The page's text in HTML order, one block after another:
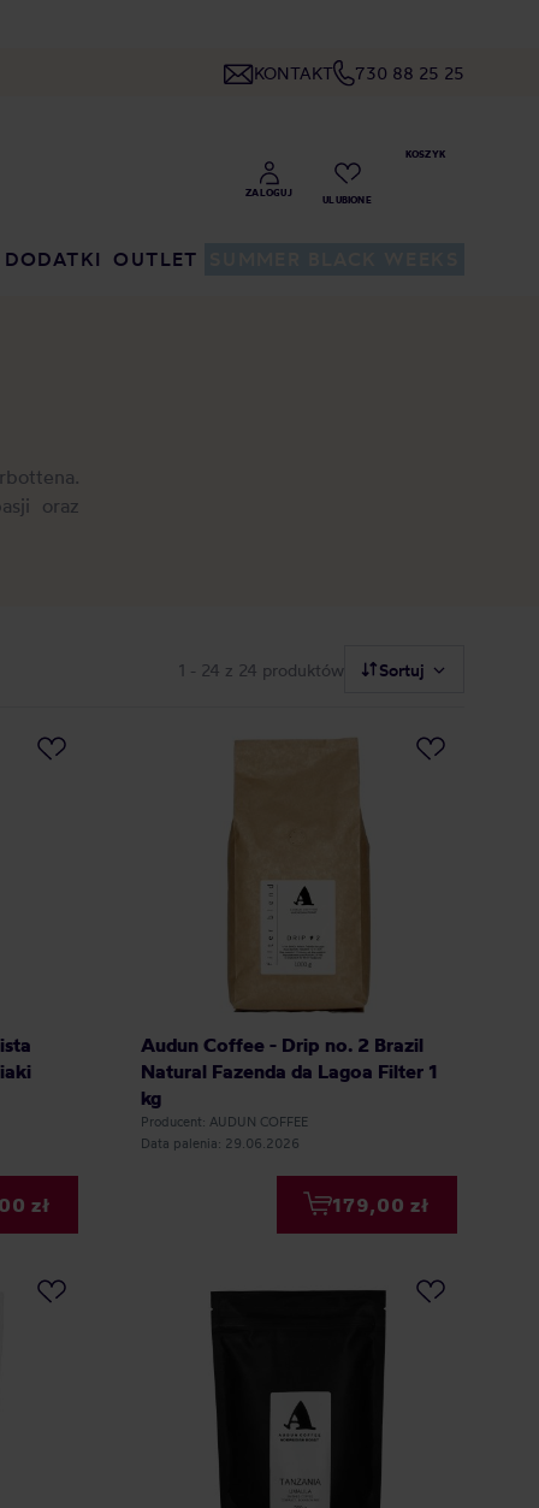
KONTAKT 730 88 25 25
DODATKI OUTLET
oraz
1 - 24 z 24 produktów Sortuj
zł
Audun Coffee - Drip no. 2 Brazil
Natural Fazenda da Lagoa Filter 1
kg
Producent: AUDUN COFFEE
Data palenia: 29.06.2026
179,00 zł